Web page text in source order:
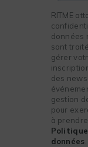
RITME
données
sont
gérer
des
gestion
pour
à
données